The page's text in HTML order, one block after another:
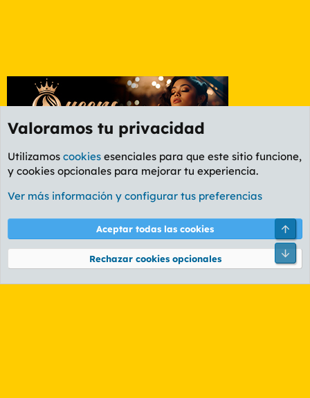
Etiquetas
Cookies
PL OLDSTYLE AMARILLO
Términos y reglas Política de privacidad Ayuda
Community platform by XenForo® © 2010-2026 XenForo Ltd.
Valoramos tu privacidad
Utilizamos cookies esenciales para que este sitio funcione,
y cookies opcionales para mejorar tu experiencia.
Ver más información y configurar tus preferencias
Aceptar todas las cookies
Rechazar cookies opcionales
Pie